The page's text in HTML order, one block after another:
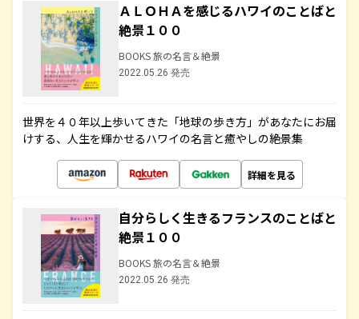
ＡＬＯＨＡを感じるハワイのことばと
絶景１００
BOOKS 旅の名言＆絶景
2022.05.26 発売
世界を４０年以上歩いてきた「地球の歩き方」があなたにお届
けする、人生を輝かせるハワイの名言と癒やしの絶景集
詳細を見る
自分らしく生きるフランスのことばと
絶景１００
BOOKS 旅の名言＆絶景
2022.05.26 発売